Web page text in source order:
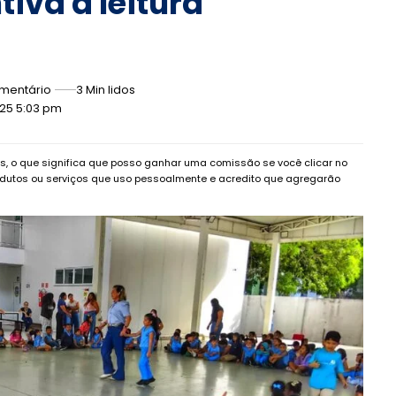
5:03 pm
3 Min lidos
o que significa que posso ganhar uma comissão se você clicar no
ou serviços que uso pessoalmente e acredito que agregarão